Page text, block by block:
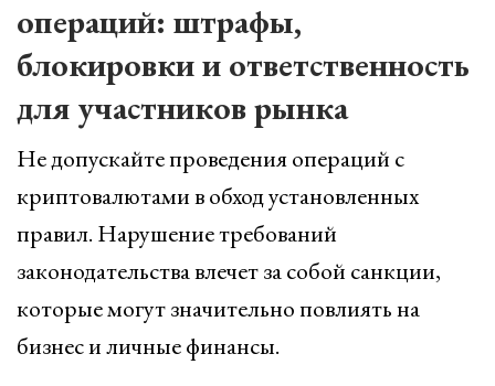
операций: штрафы,
блокировки и ответственность
для участников рынка
Не допускайте проведения операций с
криптовалютами в обход установленных
правил. Нарушение требований
законодательства влечет за собой санкции,
которые могут значительно повлиять на
бизнес и личные финансы.